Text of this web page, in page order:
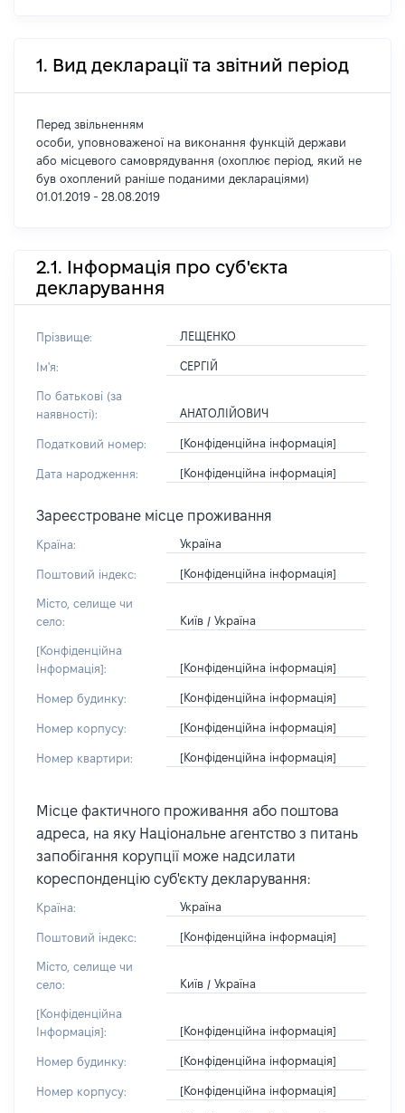
1. Вид декларації та звітний період
Перед звільненням
особи, уповноваженої на виконання функцій держави
або місцевого самоврядування (охоплює період, який не
був охоплений раніше поданими деклараціями)
01.01.2019 - 28.08.2019
2.1. Інформація про суб'єкта
декларування
Прізвище: ЛЕЩЕНКО
Ім'я: СЕРГІЙ
По батькові (за
наявності):
АНАТОЛІЙОВИЧ
Податковий номер: [Конфіденційна інформація]
Дата народження: [Конфіденційна інформація]
Зареєстроване місце проживання
Країна: Україна
Поштовий індекс: [Конфіденційна інформація]
Місто, селище чи
село:
Київ / Україна
[Конфіденційна
Інформація]:
[Конфіденційна інформація]
Номер будинку: [Конфіденційна інформація]
Номер корпусу: [Конфіденційна інформація]
Номер квартири: [Конфіденційна інформація]
Місце фактичного проживання або поштова
адреса, на яку Національне агентство з питань
запобігання корупції може надсилати
кореспонденцію суб'єкту декларування:
Країна: Україна
Поштовий індекс: [Конфіденційна інформація]
Місто, селище чи
село:
Київ / Україна
[Конфіденційна
Інформація]:
[Конфіденційна інформація]
Номер будинку: [Конфіденційна інформація]
Номер корпусу: [Конфіденційна інформація]